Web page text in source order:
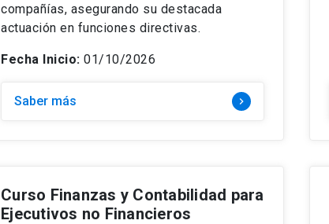
compañías, asegurando su destacada
actuación en funciones directivas.
Fecha Inicio: 01/10/2026
Saber más keyboard_arrow_right
Curso Finanzas y Contabilidad para
Ejecutivos no Financieros